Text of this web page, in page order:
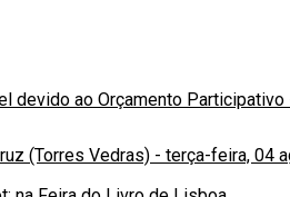
devido ao Orçamento Participativo
(Torres Vedras) - terça-feira, 04